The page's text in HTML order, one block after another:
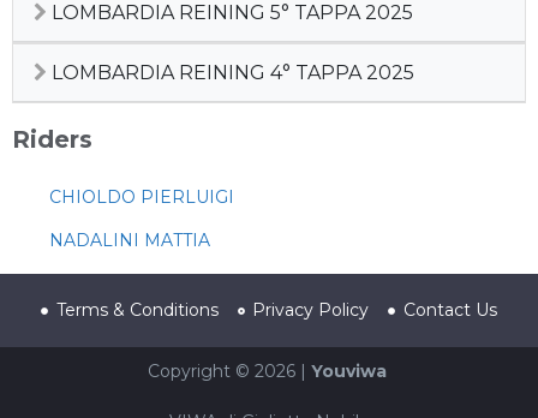
LOMBARDIA REINING 5° TAPPA 2025
LOMBARDIA REINING 4° TAPPA 2025
Riders
CHIOLDO PIERLUIGI
NADALINI MATTIA
Terms & Conditions Privacy Policy Contact Us
Copyright © 2026 | Youviwa